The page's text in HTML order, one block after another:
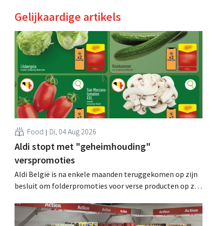
Gelijkaardige artikels
Food Di, 04 Aug 2026
Aldi stopt met "geheimhouding"
verspromoties
Aldi België is na enkele maanden teruggekomen op zijn
besluit om folderpromoties voor verse producten op zijn
werking treden: "Onze klanten willen goed
geïnformeerd worden." .